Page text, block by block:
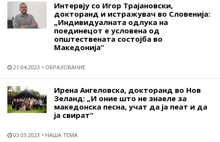
Интервју со Игор Трајановски,
докторанд и истражувач во Словенија:
„Индивидуалната одлука на
поединецот е условена од
општествената состојба во
Македонија“
21.04.2023 ОБРАЗОВАНИЕ
Ирена Ангеловска, докторанд во Нов
Зеланд: „И оние што не знаеле за
македонска песна, учат да ја пеат и да
ја свират“
03.03.2023 НАША ТЕМА